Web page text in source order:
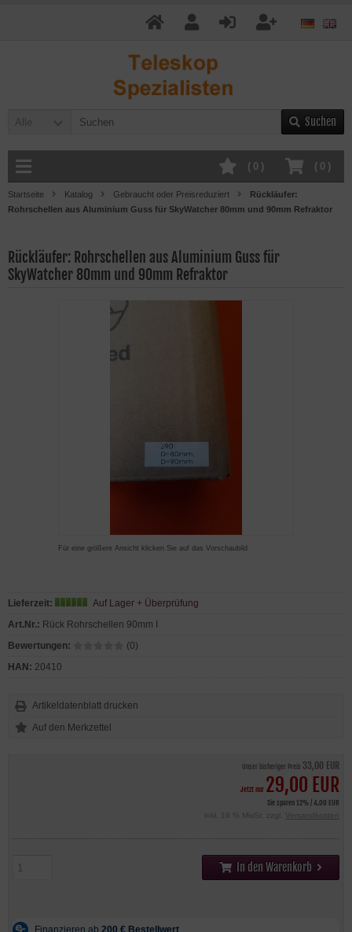
Alle Suchen
( 0 )
( 0 )
Startseite Katalog Gebraucht oder Preisreduziert
Rückläufer:
Rohrschellen aus Aluminium Guss für SkyWatcher 80mm und 90mm Refraktor
Rückläufer: Rohrschellen aus Aluminium Guss für
SkyWatcher 80mm und 90mm Refraktor
Für eine größere Ansicht klicken Sie auf das Vorschaubild
Unser bisheriger Preis 33,00 EUR
Jetzt nur 29,00 EUR
Sie sparen 12% / 4,00 EUR
inkl. 19 % MwSt. zzgl.
Versandkosten
In den Warenkorb
Lieferzeit:
Auf Lager + Überprüfung
Art.Nr.: Rück Rohrschellen 90mm I
Bewertungen:
(0)
HAN: 20410
Artikeldatenblatt drucken